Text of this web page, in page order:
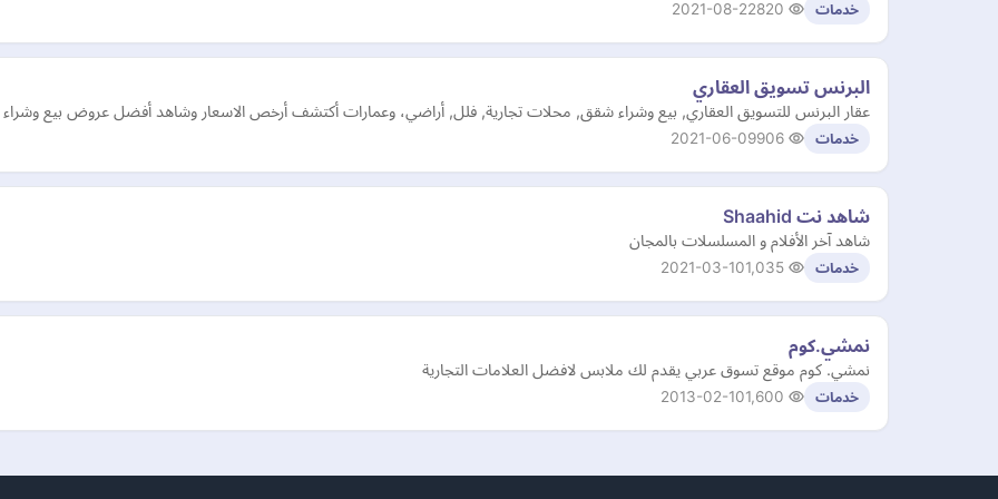
خدمات 2021-08-22
البرنس تسويق العقاري
عقار البرنس للتسويق العقاري, بيع وشراء شقق, محلات تجارية, فلل, أراضي، وعمارات أكتشف أرخص الاسعار وشاهد أفضل عروض بيع وشراء
خدمات 2021-06-09
شاهد نت Shaahid
شاهد آخر الأفلام و المسلسلات بالمجان
خدمات 2021-03-10
نمشي.كوم
نمشي. كوم موقع تسوق عربي يقدم لك ملابس لافضل العلامات التجارية
خدمات 2013-02-10